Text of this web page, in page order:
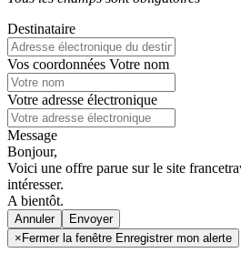
Destinataire
Vos coordonnées Votre nom
Votre adresse électronique
Message
Bonjour,
Voici une offre parue sur le site
intéresser.
A bientôt.
Annuler
× Fermer la fenêtre Enregistrer mon alerte